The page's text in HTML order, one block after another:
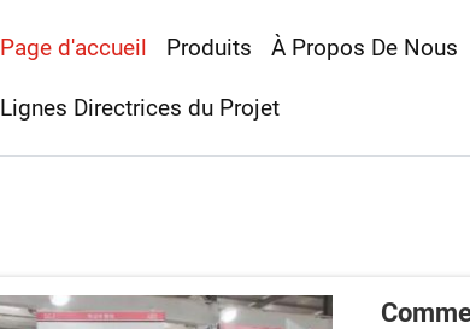
Page d'accueil Produits À Propos De Nous
Lignes Directrices du Projet